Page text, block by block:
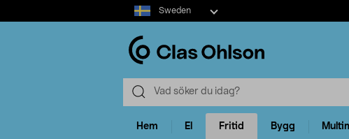
Select
market
Sweden
Hem El Fritid Bygg